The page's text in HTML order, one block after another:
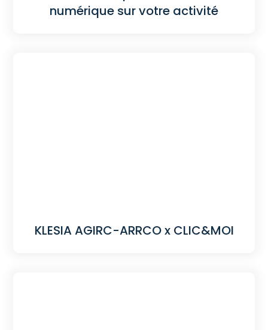
numérique sur votre activité
KLESIA AGIRC-ARRCO x CLIC&MOI